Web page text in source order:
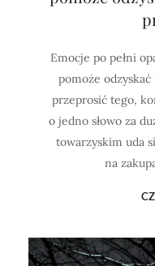
Emocje po pełni
pomoże
przeprosić tego,
o jedno słowo za
towarzyskim uda
na